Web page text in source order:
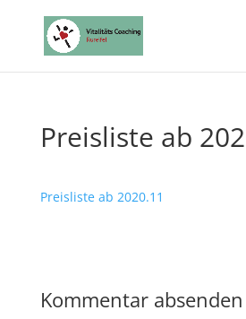
Preisliste ab
Preisliste ab 2020.11
Kommentar absenden